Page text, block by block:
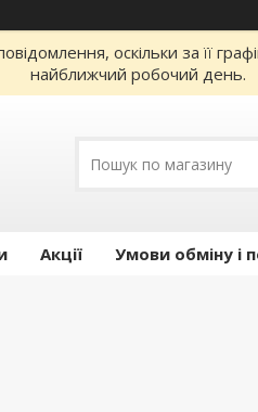
оскільки за її
найближчий робочий день.
Акції Умови обміну і